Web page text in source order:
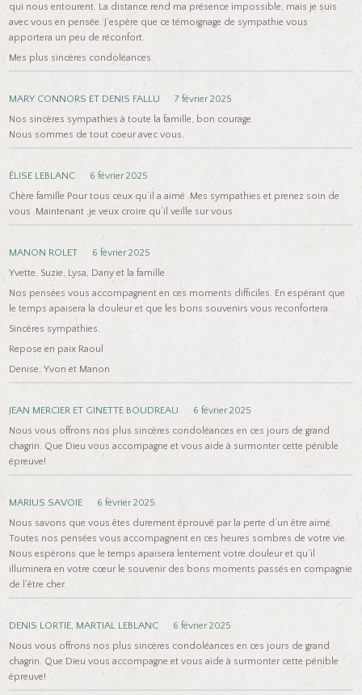
qui nous entourent. La distance rend ma présence impossible, mais je suis
avec vous en pensée. J’espère que ce témoignage de sympathie vous
apportera un peu de réconfort.
Mes plus sincères condoléances.
MARY CONNORS ET DENIS FALLU
7 février 2025
Nos sincères sympathies à toute la famille, bon courage.
Nous sommes de tout coeur avec vous.
ÉLISE LEBLANC
6 février 2025
Chère famille Pour tous ceux qu’il a aimé .Mes sympathies et prenez soin de
vous .Maintenant ,je veux croire qu’il veille sur vous .
MANON ROLET
6 février 2025
Yvette, Suzie, Lysa, Dany et la famille
Nos pensées vous accompagnent en ces moments difficiles. En espérant que
le temps apaisera la douleur et que les bons souvenirs vous reconfortera.
Sincères sympathies.
Repose en paix Raoul
Denise, Yvon et Manon
JEAN MERCIER ET GINETTE BOUDREAU
6 février 2025
Nous vous offrons nos plus sincères condoléances en ces jours de grand
chagrin. Que Dieu vous accompagne et vous aide à surmonter cette pénible
épreuve!
MARIUS SAVOIE
6 février 2025
Nous savons que vous êtes durement éprouvé par la perte d’un être aimé.
Toutes nos pensées vous accompagnent en ces heures sombres de votre vie.
Nous espérons que le temps apaisera lentement votre douleur et qu’il
illuminera en votre cœur le souvenir des bons moments passés en compagnie
de l’être cher.
DENIS LORTIE, MARTIAL LEBLANC
6 février 2025
Nous vous offrons nos plus sincères condoléances en ces jours de grand
chagrin. Que Dieu vous accompagne et vous aide à surmonter cette pénible
épreuve!